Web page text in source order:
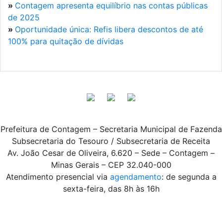
» Contagem apresenta equilíbrio nas contas públicas
de 2025
» Oportunidade única: Refis libera descontos de até
100% para quitação de dívidas
Prefeitura de Contagem – Secretaria Municipal de Fazenda
Subsecretaria do Tesouro / Subsecretaria de Receita
Av. João Cesar de Oliveira, 6.620 – Sede – Contagem –
Minas Gerais – CEP 32.040-000
Atendimento presencial via agendamento: de segunda a
sexta-feira, das 8h às 16h